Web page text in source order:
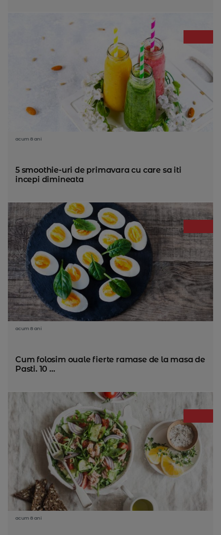
acum 8 ani
5 smoothie-uri de primavara cu care sa iti
incepi dimineata
acum 8 ani
Cum folosim ouale fierte ramase de la masa de
Pasti. 10 ...
acum 8 ani